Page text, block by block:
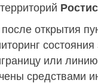
открытия
или
средствами